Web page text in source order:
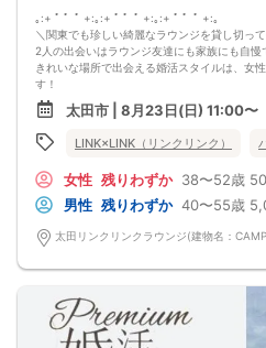
プロフィールシートを全員の異性の方と交換
す！
女性は着席したままで、男性が席を順番に移
トークタイムは、5分～10分（人数で時間変動
あまり硬くならず、いつもの自分でゆっくり
お仕事の話、趣味の話などでお互いの共通点
うか…
｡:+ ﾟ ゜ﾟ +:｡:+ ﾟ ゜ﾟ +:｡:+ ﾟ ゜ﾟ +:｡
＼関東でも珍しい綺麗なラウンジを貸し切っ
2人の出会いはラウンジ友達にも家族にも自
きれいな場所で出会える婚活スタイルは、女
す！
今回のパーティーは、
価値観を大切にしたい
オトナの同年代企画
①落ち着いていて品がある
③経済的に余裕がある男性
今後パートナーになる相手は
相手を尊重しあえる余裕のある方が理想。
ハイステータス男性が集う人気企画です！
前回参加の男性一部紹介！
40代／年収700万円以上／経営者
などなど魅力的な方が多数でした！
～今回のパーティーは群馬県内でも唯一の「
太田市 | 8月23日(日) 11:00〜
LINK×LINK（リンクリンク）
女性 残りわずか 38〜52歳
男性 残りわずか 40〜55歳
太田リンクリンクラウンジ(建物名：